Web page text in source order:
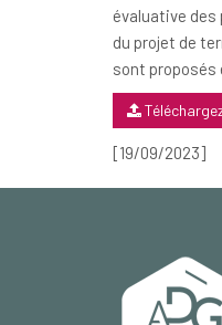
évaluative
du projet de
sont proposés
[19/09/2023]